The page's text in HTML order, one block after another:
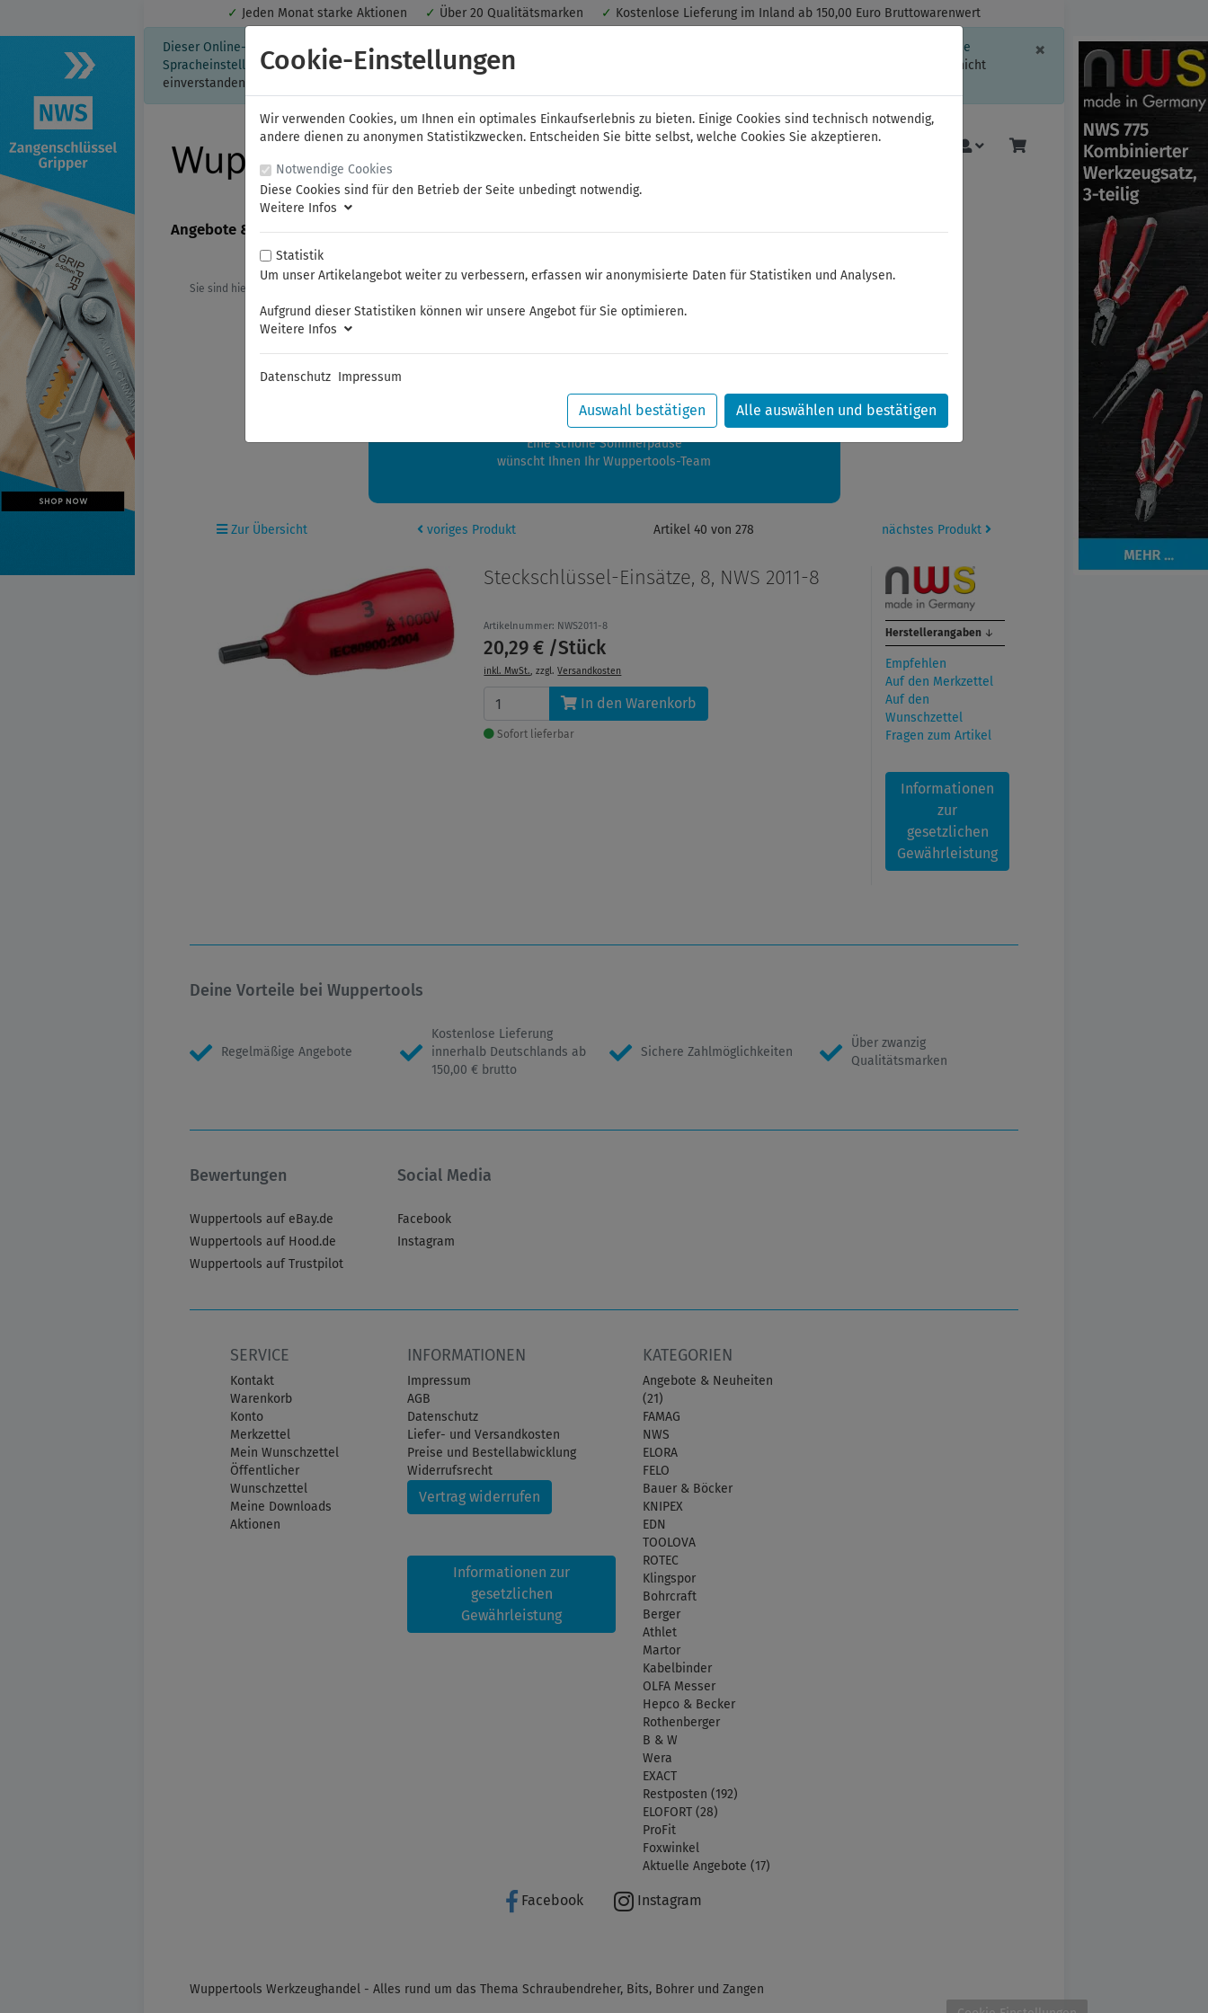
✓ Jeden Monat starke Aktionen ✓ Über 20 Qualitätsmarken ✓ Kostenlose Lieferung im Inland ab 150,00 Euro Bruttowarenwert
× Schließen
Dieser Online-Shop verwendet Cookies für ein optimales Einkaufserlebnis. Dabei werden beispielsweise die Session-Informationen oder die
Spracheinstellung auf Ihrem Rechner gespeichert. Ohne Cookies ist der Funktionsumfang des Online-Shops eingeschränkt.
Sind Sie damit nicht
einverstanden, klicken Sie bitte hier.
Angebote & Neuheiten FAMAG NWS ELORA FELO Bauer & Böcker Mehr
Sie sind hier:
Sommerferien
zwischen 28.07.2026 und 21.08.2026 machen auch wir Urlaub.
Ihre Bestellungen in diesem Zeitraum werden ab dem 24.08.2026 verschickt.
Eine schöne Sommerpause
wünscht Ihnen Ihr Wuppertools-Team
Zur Übersicht voriges Produkt Artikel 40 von 278 nächstes Produkt
Steckschlüssel-Einsätze, 8, NWS 2011-8
Artikelnummer: NWS2011-8
20,29 € /Stück
inkl. MwSt., zzgl.Versandkosten
In den Warenkorb
Sofort lieferbar
Herstellerangaben ↓
Empfehlen
Auf den Merkzettel
Auf den
Wunschzettel
Fragen zum Artikel
Informationen
zur
gesetzlichen
Gewährleistung
Deine Vorteile bei Wuppertools
Regelmäßige Angebote
Kostenlose Lieferung
innerhalb Deutschlands ab
150,00 € brutto
Sichere Zahlmöglichkeiten
Über zwanzig
Qualitätsmarken
Bewertungen
Wuppertools auf eBay.de
Wuppertools auf Hood.de
Wuppertools auf Trustpilot
Social Media
Facebook
Instagram
SERVICE
Kontakt
Warenkorb
Konto
Merkzettel
Mein Wunschzettel
Öffentlicher
Wunschzettel
Meine Downloads
Aktionen
INFORMATIONEN
Impressum
AGB
Datenschutz
Liefer- und Versandkosten
Preise und Bestellabwicklung
Widerrufsrecht
Vertrag widerrufen
Informationen zur
gesetzlichen
Gewährleistung
KATEGORIEN
Angebote & Neuheiten
(21)
FAMAG
NWS
ELORA
FELO
Bauer & Böcker
KNIPEX
EDN
TOOLOVA
ROTEC
Klingspor
Bohrcraft
Berger
Athlet
Martor
Kabelbinder
OLFA Messer
Hepco & Becker
Rothenberger
B & W
Wera
EXACT
Restposten (192)
ELOFORT (28)
ProFit
Foxwinkel
Aktuelle Angebote (17)
Facebook Instagram
Wuppertools Werkzeughandel - Alles rund um das Thema Schraubendreher, Bits, Bohrer und Zangen
Cookie-Einstellungen
Wir verwenden Cookies, um Ihnen ein optimales Einkaufserlebnis zu bieten. Einige Cookies sind technisch notwendig,
andere dienen zu anonymen Statistikzwecken. Entscheiden Sie bitte selbst, welche Cookies Sie akzeptieren.
Notwendige Cookies
Diese Cookies sind für den Betrieb der Seite unbedingt notwendig.
Weitere Infos
Statistik
Um unser Artikelangebot weiter zu verbessern, erfassen wir anonymisierte Daten für Statistiken und Analysen.
Aufgrund dieser Statistiken können wir unsere Angebot für Sie optimieren.
Weitere Infos
Datenschutz Impressum
Auswahl bestätigen Alle auswählen und bestätigen